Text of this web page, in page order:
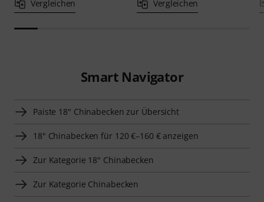
Vergleichen Vergleichen
Smart Navigator
Paiste 18" Chinabecken zur Übersicht
18" Chinabecken für 120 €–160 € anzeigen
Zur Kategorie 18" Chinabecken
Zur Kategorie Chinabecken